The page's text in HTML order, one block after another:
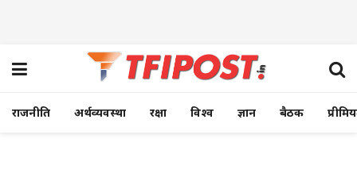
राजनीति अर्थव्यवस्था रक्षा विश्व ज्ञान बैठक